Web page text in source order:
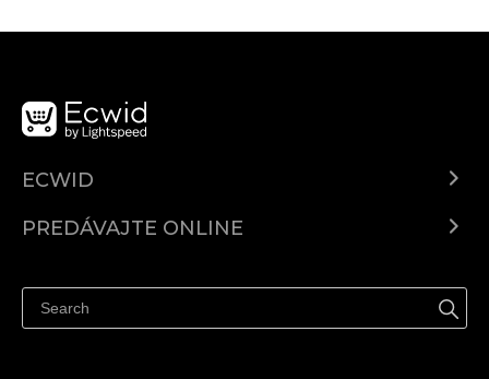
ECWID
Cenník
PREDÁVAJTE ONLINE
Predávajte na Facebook
Predávať na Instagram